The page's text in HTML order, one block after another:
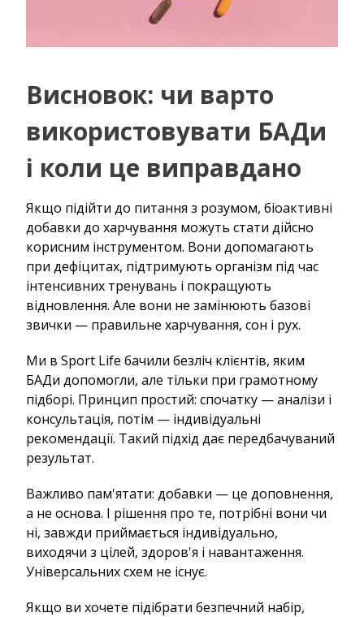
Висновок: чи варто
використовувати БАДи
і коли це виправдано
Якщо підійти до питання з розумом, біоактивні
добавки до харчування можуть стати дійсно
корисним інструментом. Вони допомагають
при дефіцитах, підтримують організм під час
інтенсивних тренувань і покращують
відновлення. Але вони не замінюють базові
звички — правильне харчування, сон і рух.
Ми в Sport Life бачили безліч клієнтів, яким
БАДи допомогли, але тільки при грамотному
підборі. Принцип простий: спочатку — аналізи і
консультація, потім — індивідуальні
рекомендації. Такий підхід дає передбачуваний
результат.
Важливо пам'ятати: добавки — це доповнення,
а не основа. І рішення про те, потрібні вони чи
ні, завжди приймається індивідуально,
виходячи з цілей, здоров'я і навантаження.
Універсальних схем не існує.
Якщо ви хочете підібрати безпечний набір,